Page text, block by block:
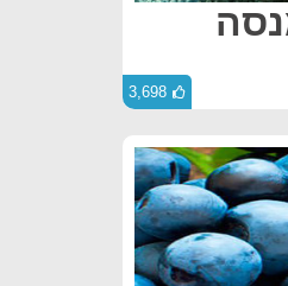
3,698